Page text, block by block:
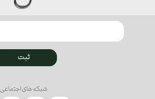
ثبت
شبکه های اجتماعی